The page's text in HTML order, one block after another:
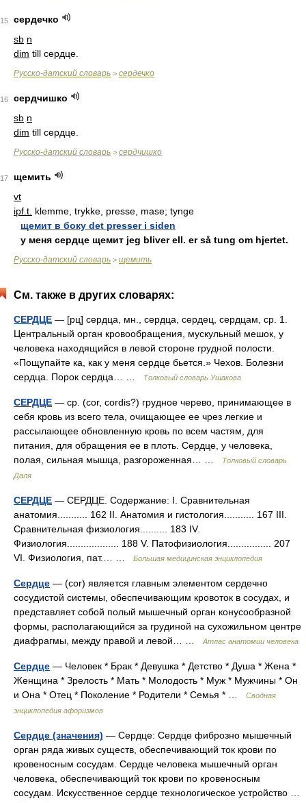
15
сердечко
sb n
dim till сердце.
Русско-датский словарь > сердечко
16
сердчишко
sb n
dim till сердце.
Русско-датский словарь > сердчишко
17
щемить
vt
ipf.t. klemme, trykke, presse, mase; tynge
щемит в боку det presser i siden
у меня сердце щемит jeg bliver ell. er så tung om hjertet.
Русско-датский словарь > щемить
См. также в других словарях:
СЕРДЦЕ — [рц] сердца, мн., сердца, сердец, сердцам, ср. 1.
Центральный орган кровообращения, мускульный мешок, у
человека находящийся в левой стороне грудной полости.
«Пощупайте ка, как у меня сердце бьется.» Чехов. Болезни
сердца. Порок сердца… …
Толковый словарь Ушакова
СЕРДЦЕ — ср. (cor, cordis?) грудное черево, принимающее в
себя кровь из всего тела, очищающее ее чрез легкие и
рассылающее обновленную кровь по всем частям, для
питания, для обращения ее в плоть. Сердце, у человека,
полая, сильная мышца, разгороженная… …
Толковый словарь
Даля
СЕРДЦЕ — СЕРДЦЕ. Содержание: I. Сравнительная
анатомия........... 162 II. Анатомия и гистология........... 167 III.
Сравнительная физиология.......... 183 IV.
Физиология................... 188 V. Патофизиология................ 207
VІ. Физиология, пат.… …
Большая медицинская энциклопедия
Сердце — (cor) является главным элементом сердечно
сосудистой системы, обеспечивающим кровоток в сосудах, и
представляет собой полый мышечный орган конусообразной
формы, располагающийся за грудиной на сухожильном центре
диафрагмы, между правой и левой… …
Атлас анатомии человека
Сердце — Человек * Брак * Девушка * Детство * Душа * Жена *
Женщина * Зрелость * Мать * Молодость * Муж * Мужчины * Он
и Она * Отец * Поколение * Родители * Семья * …
Сводная
энциклопедия афоризмов
Сердце (значения) — Сердце: Сердце фиброзно мышечный
орган ряда живых существ, обеспечивающий ток крови по
кровеносным сосудам. Сердце человека мышечный орган
человека, обеспечивающий ток крови по кровеносным
сосудам. Искусственное сердце технологическое устройство …